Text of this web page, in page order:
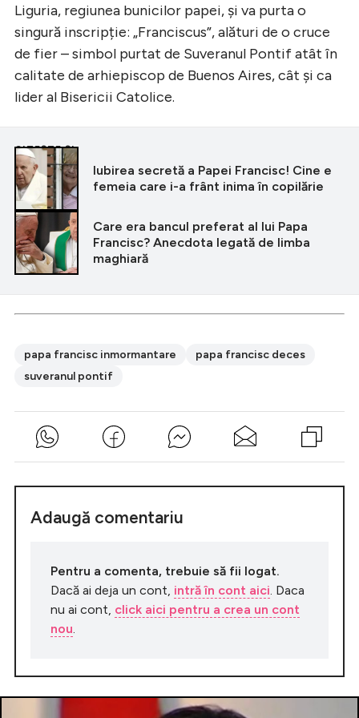
Liguria, regiunea bunicilor papei, și va purta o
singură inscripție: „Franciscus”, alături de o cruce
de fier – simbol purtat de Suveranul Pontif atât în
calitate de arhiepiscop de Buenos Aires, cât și ca
lider al Bisericii Catolice.
CITEȘTE ȘI
Iubirea secretă a Papei Francisc! Cine e
femeia care i-a frânt inima în copilărie
Care era bancul preferat al lui Papa
Francisc? Anecdota legată de limba
maghiară
papa francisc inmormantare
papa francisc deces
suveranul pontif
Adaugă comentariu
Pentru a comenta, trebuie să fii logat.
Dacă ai deja un cont, intră în cont aici . Daca
nu ai cont, click aici pentru a crea un cont
nou